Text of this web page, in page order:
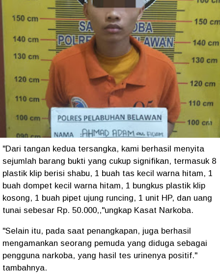
"Dari tangan kedua tersangka, kami berhasil menyita
sejumlah barang bukti yang cukup signifikan, termasuk 8
plastik klip berisi shabu, 1 buah tas kecil warna hitam, 1
buah dompet kecil warna hitam, 1 bungkus plastik klip
kosong, 1 buah pipet ujung runcing, 1 unit HP, dan uang
tunai sebesar Rp. 50.000,,"ungkap Kasat Narkoba.
"Selain itu, pada saat penangkapan, juga berhasil
mengamankan seorang pemuda yang diduga sebagai
pengguna narkoba, yang hasil tes urinenya positif."
tambahnya.